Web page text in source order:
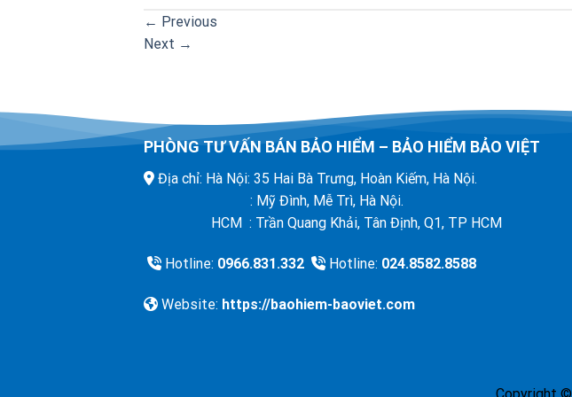
← Previous
Next →
PHÒNG TƯ VẤN BÁN BẢO HIỂM – BẢO HIỂM BẢO VIỆT
Địa chỉ: Hà Nội: 35 Hai Bà Trưng, Hoàn Kiếm, Hà Nội.
: Mỹ Đình, Mễ Trì, Hà Nội.
HCM : Trần Quang Khải, Tân Định, Q1, TP HCM
Hotline: 0966.831.332 Hotline: 024.8582.8588
Website: https://baohiem-baoviet.com